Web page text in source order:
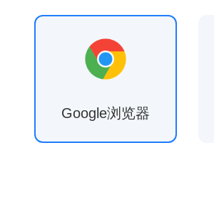
Google浏览器